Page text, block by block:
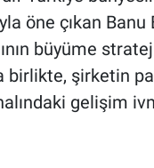
öne çıkan
büyüme
birlikte, şirketin
gelişim